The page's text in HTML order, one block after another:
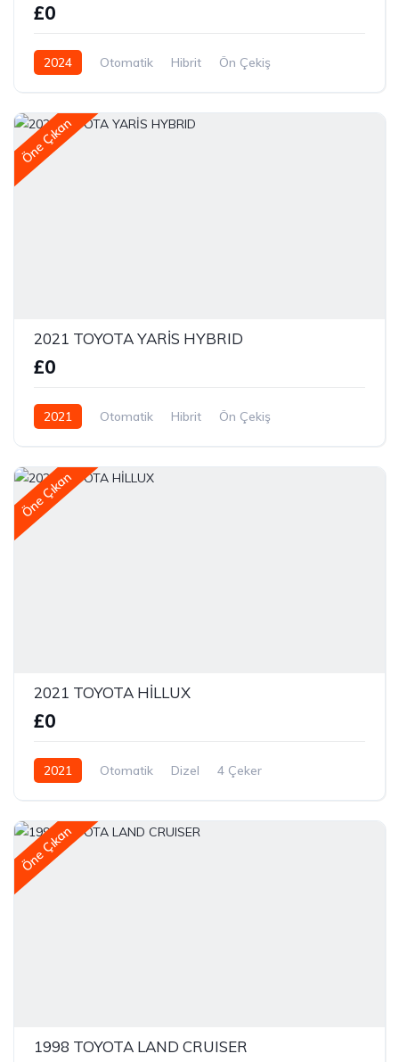
£0
2024 Otomatik Hibrit Ön Çekiş
Öne Çıkan
2021 TOYOTA YARİS HYBRID
£0
2021 Otomatik Hibrit Ön Çekiş
Öne Çıkan
2021 TOYOTA HİLLUX
£0
2021 Otomatik Dizel 4 Çeker
Öne Çıkan
1998 TOYOTA LAND CRUISER